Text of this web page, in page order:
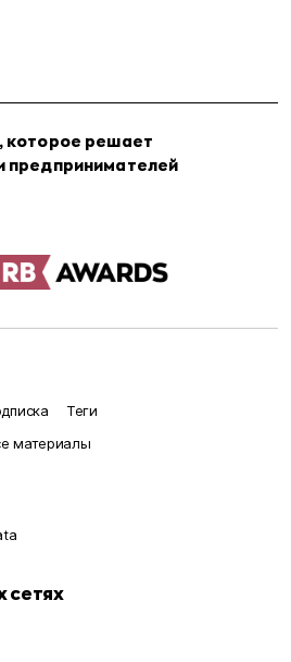
которое решает
предпринимателей
Теги
материалы
сетях